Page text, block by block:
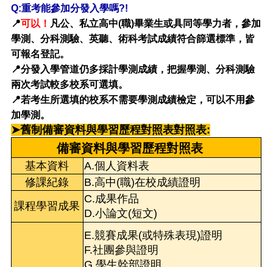
Q:重考能參加分發入學嗎?!
📍可以！ 凡公、私立高中(職)畢業生或具同等學力者，參加
學測、分科測驗、英聽、術科考試成績符合篩選標準，皆
可報名登記。
📍分發入學管道仍多採計學測成績，把握學測、分科測驗
兩次考試較多校系可選填。
📍若考生所選填的校系不需要學測成績檢定，可以不用參
加學測。
➤舊制備審資料與學習歷程對照表對照表:
備審資料與學習歷程對照表
基本資料
A.個人資料表
修課紀錄
B.高中(職)在校成績證明
課程學習成果
C.成果作品
D.小論文(短文)
E.競賽成果(或特殊表現)證明
F.社團參與證明